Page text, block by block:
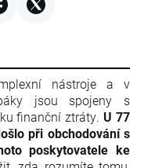
nástroje a v
jsou spojeny s
finanční ztráty. U 77
při obchodování s
poskytovatele ke